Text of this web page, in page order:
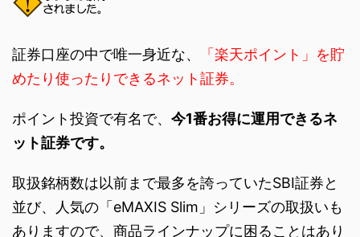
証券口座の中で唯一身近な、
「楽天ポイント」を貯
めたり使ったりできるネット証券。
ポイント投資で有名で、 今1番お得に運用できるネ
ット証券です。
取扱銘柄数は以前まで最多を誇っていたSBI証券と
並び、人気の「eMAXIS Slim」シリーズの取扱いも
ありますので、商品ラインナップに困ることはあり